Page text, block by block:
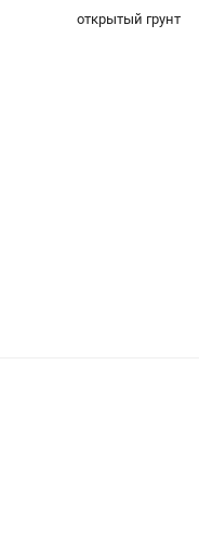
открытый грунт